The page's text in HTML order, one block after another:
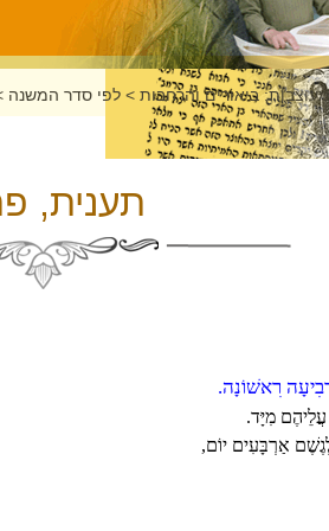
ביאורים והרחבות > לפי סדר המשנה
תענית,
רִאשׁוֹנָה.
מִיָּד.
אַרְבָּעִים יוֹם,